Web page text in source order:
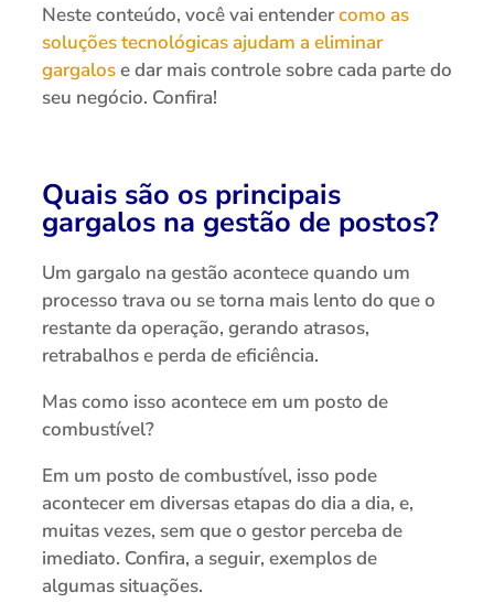
Neste conteúdo, você vai entendercomo as
soluções tecnológicas ajudam a eliminar
gargalose dar mais controle sobre cada parte do
seu negócio. Confira!
Quais são os principais
gargalos na gestão de postos?
Um gargalo na gestão acontece quando um
processo trava ou se torna mais lento do que o
restante da operação, gerando atrasos,
retrabalhos e perda de eficiência.
Mas como isso acontece em um posto de
combustível?
Em um posto de combustível, isso pode
acontecer em diversas etapas do dia a dia, e,
muitas vezes, sem que o gestor perceba de
imediato. Confira, a seguir, exemplos de
algumas situações.